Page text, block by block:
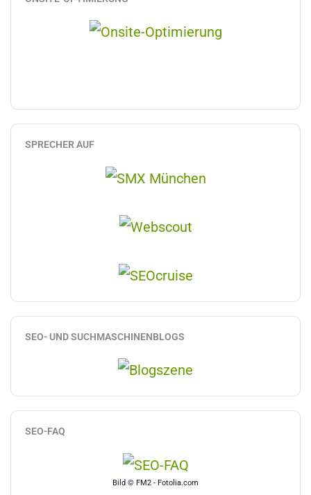
SPRECHER AUF
SEO- UND SUCHMASCHINENBLOGS
SEO-FAQ
Bild © FM2 - Fotolia.com